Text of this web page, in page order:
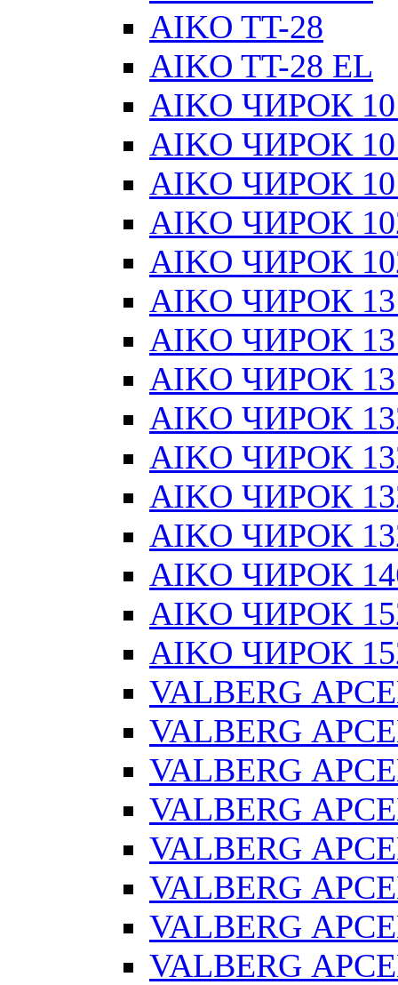
AIKO TT-28
AIKO TT-28 EL
AIKO ЧИРОК
AIKO ЧИРОК
AIKO ЧИРОК
AIKO ЧИРОК
AIKO ЧИРОК
AIKO ЧИРОК
AIKO ЧИРОК
AIKO ЧИРОК
AIKO ЧИРОК
AIKO ЧИРОК
AIKO ЧИРОК
AIKO ЧИРОК
AIKO ЧИРОК
AIKO ЧИРОК
AIKO ЧИРОК
VALBERG
VALBERG
VALBERG
VALBERG
VALBERG
VALBERG
VALBERG
VALBERG